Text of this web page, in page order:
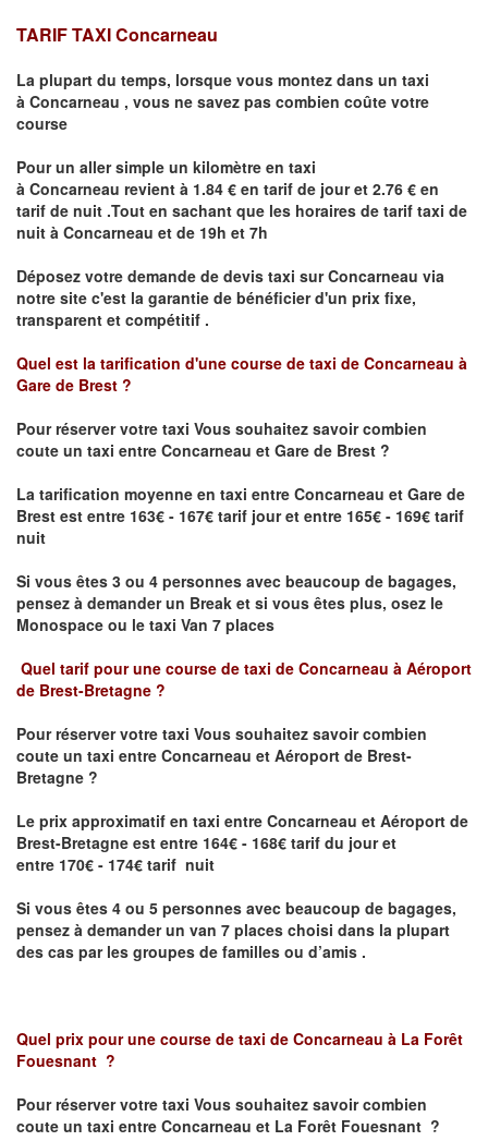
TARIF TAXIConcarneau
La plupart du temps, lorsque vous montez dans un taxi
à Concarneau , vous ne savez pas combien coûte votre
course
Pour un aller simple un kilomètre en taxi
à Concarneau revient à 1.84 € en tarif de jour et 2.76 € en
tarif de nuit .Tout en sachant que les horaires de tarif taxi de
nuit à Concarneau et de 19h et 7h
Déposez votre demande de devis taxi surConcarneau via
notre site c'est la garantie de bénéficier d'un prix fixe,
transparent et compétitif .
Quel est la tarification d'une course de taxi de Concarneau à
Gare de Brest ?
Pour réserver votre taxi Vous souhaitez savoircombien
coute un taxi entre Concarneau et Gare de Brest ?
La tarification moyenne en taxi entre Concarneau et Gare de
Brest est entre 163€ - 167€ tarif jour et entre 165€ - 169€ tarif
nuit
Si vous êtes 3 ou 4 personnes avec beaucoup de bagages,
pensez à demander un Break et si vous êtes plus, osez le
Monospace ou le taxi Van 7 places
Quel tarif pour une course de taxi de Concarneau à Aéroport
de Brest-Bretagne ?
Pour réserver votre taxi Vous souhaitez savoircombien
coute un taxi entre Concarneau et Aéroport de Brest-
Bretagne ?
Le prix approximatif en taxi entre Concarneau et Aéroport de
Brest-Bretagne est entre 164€ - 168€ tarif du jour et
entre 170€ - 174€ tarif nuit
Si vous êtes 4 ou 5 personnes avec beaucoup de bagages,
pensez à demander un van 7 places choisi dans la plupart
des cas par les groupes de familles ou d’amis .
Quel prix pour une course de taxi de Concarneau à La Forêt
Fouesnant ?
Pour réserver votre taxi Vous souhaitez savoircombien
coute un taxi entre Concarneau et La Forêt Fouesnant ?